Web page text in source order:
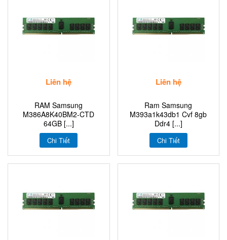
Liên hệ
RAM Samsung
M386A8K40BM2-CTD
64GB [...]
Chi Tiết
Liên hệ
Ram Samsung
M393a1k43db1 Cvf 8gb
Ddr4 [...]
Chi Tiết